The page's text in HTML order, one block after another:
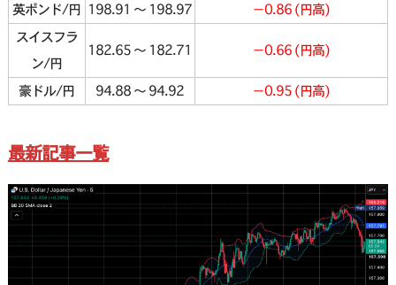
英ポンド/円 198.91 〜 198.97
−0.86 (円高)
スイスフラ
ン/円
182.65 〜 182.71 −0.66 (円高)
豪ドル/円 94.88 〜 94.92 −0.95 (円高)
最新記事一覧